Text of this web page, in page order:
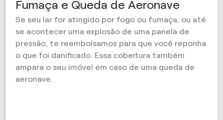
Fumaça e Queda de Aeronave
Se seu lar for atingido por fogo ou fumaça, ou até
se acontecer uma explosão de uma panela de
pressão, te reembolsamos para que você reponha
o que foi danificado. Essa cobertura também
ampara o seu imóvel em caso de uma queda de
aeronave.